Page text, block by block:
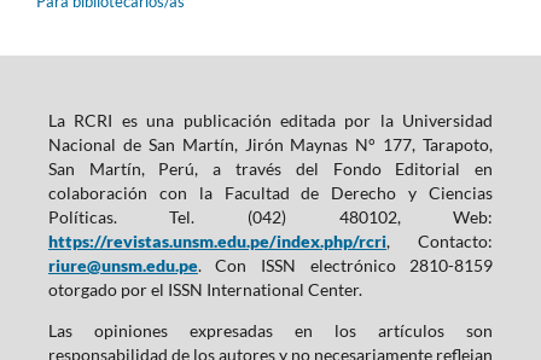
La RCRI es una publicación editada por la Universidad
Nacional de San Martín, Jirón Maynas N° 177, Tarapoto,
San Martín, Perú, a través del Fondo Editorial en
colaboración con la Facultad de Derecho y Ciencias
Políticas. Tel. (042) 480102, Web:
https://revistas.unsm.edu.pe/index.php/rcri, Contacto:
riure@unsm.edu.pe. Con ISSN electrónico 2810-8159
otorgado por el ISSN International Center.
Las opiniones expresadas en los artículos son
responsabilidad de los autores y no necesariamente reflejan